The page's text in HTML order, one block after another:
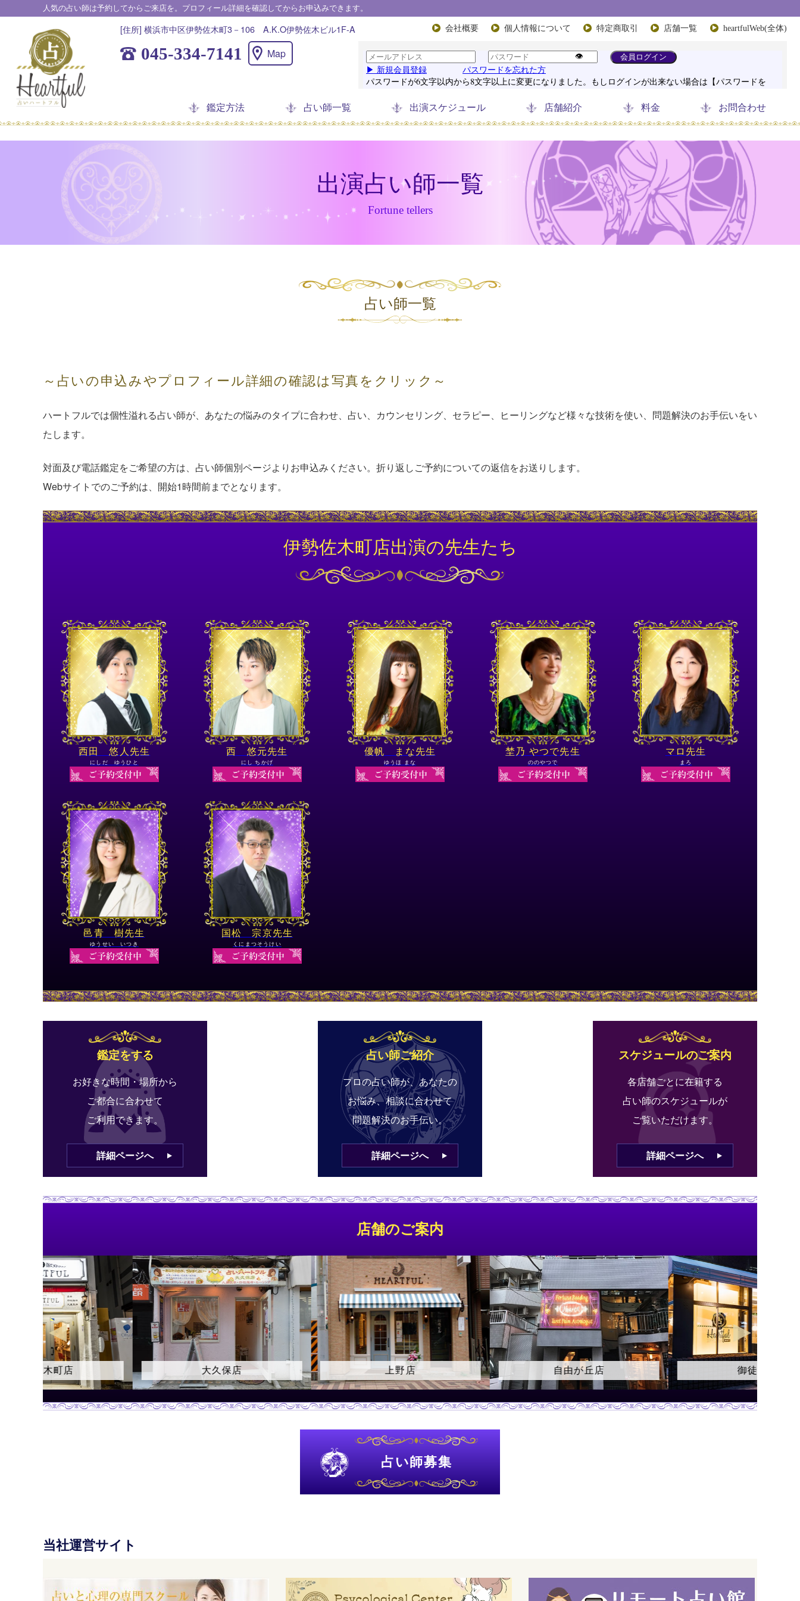
人気の占い師は予約してからご来店を。プロフィール詳細を確認してからお申込みできます。
会社概要 個人情報について 特定商取引 店舗一覧 heartfulWeb(全体)
鑑定方法 占い師一覧 出演スケジュール 店舗紹介 料金 お問合わせ
[住所] 横浜市中区伊勢佐木町3－106 A.K.O伊勢佐木ビル1F-A
045-334-7141 Map
出演占い師一覧
Fortune tellers
占い師一覧
～占いの申込みやプロフィール詳細の確認は写真をクリック～
ハートフルでは個性溢れる占い師が、あなたの悩みのタイプに合わせ、占い、カウンセリング、セラピー、ヒーリングなど様々な技術を使い、問題解決のお手伝いをい
たします。
対面及び電話鑑定をご希望の方は、占い師個別ページよりお申込みください。折り返しご予約についての返信をお送りします。
Webサイトでのご予約は、開始1時間前までとなります。
伊勢佐木町店出演の先生たち
西田 悠人先生
にしだ ゆうひと
西 悠元先生
にし ちかげ
優帆 まな先生
ゆうほ まな
埜乃 やつで先生
ののやつで
マロ先生
まろ
邑青 樹先生
ゆうせい いつき
国松 宗京先生
くにまつそうけい
鑑定をする
お好きな時間・場所から
ご都合に合わせて
ご利用できます。
詳細ページへ
占い師ご紹介
プロの占い師が、あなたの
お悩み、相談に合わせて
問題解決のお手伝い。
詳細ページへ
スケジュールのご案内
各店舗ごとに在籍する
占い師のスケジュールが
ご覧いただけます。
詳細ページへ
店舗のご案内
伊勢佐木町店 大久保店 上野店 自由が丘店 御徒町店
占い師募集
当社運営サイト